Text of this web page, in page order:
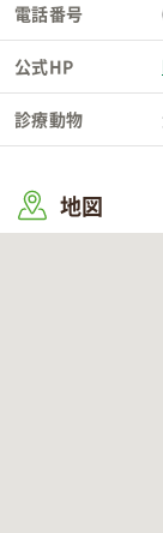
電話番号
公式HP
診療動物
地図